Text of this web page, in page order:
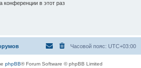
конференции в этот раз
Часовой пояс: UTC+03:00
phpBB® Forum Software © phpBB Limited